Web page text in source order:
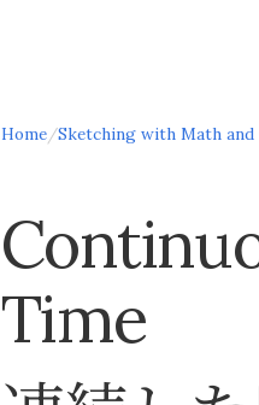
Home/Sketching with Math and
Time